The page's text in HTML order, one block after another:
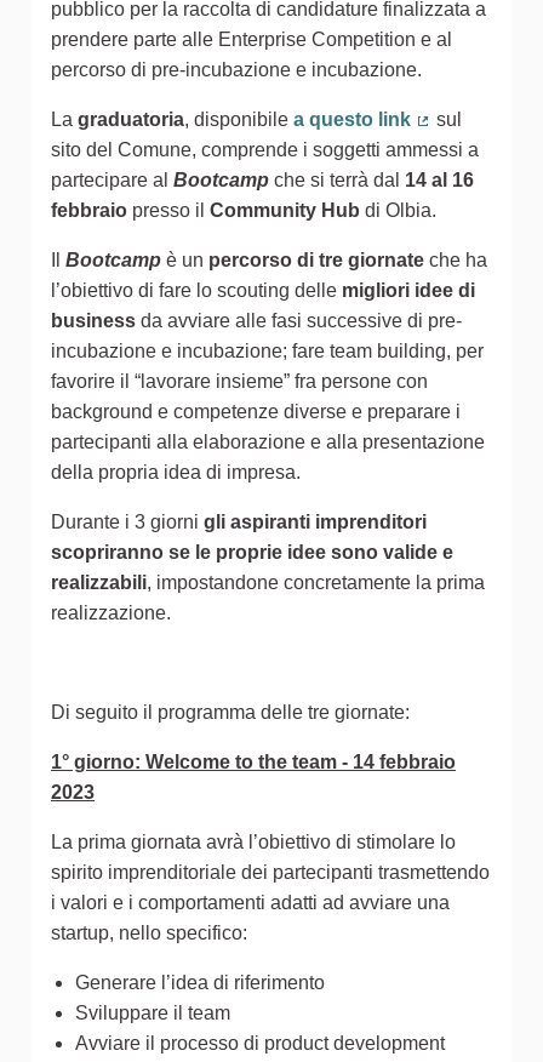
pubblico per la raccolta di candidature finalizzata a
prendere parte alle Enterprise Competition e al
percorso di pre-incubazione e incubazione.
La graduatoria, disponibile a questo link
sul
sito del Comune, comprende i soggetti ammessi a
partecipare al Bootcamp che si terrà dal 14 al 16
febbraio presso il Community Hub di Olbia.
Bootcamp è un percorso di tre giornate che ha
l’obiettivo di fare lo scouting delle migliori idee di
business da avviare alle fasi successive di pre-
incubazione e incubazione; fare team building, per
favorire il “lavorare insieme” fra persone con
background e competenze diverse e preparare i
partecipanti alla elaborazione e alla presentazione
della propria idea di impresa.
Durante i 3 giorni gli aspiranti imprenditori
scopriranno se le proprie idee sono valide e
realizzabili, impostandone concretamente la prima
realizzazione.
Di seguito il programma delle tre giornate:
1° giorno: Welcome to the team - 14 febbraio
2023
La prima giornata avrà l’obiettivo di stimolare lo
spirito imprenditoriale dei partecipanti trasmettendo
i valori e i comportamenti adatti ad avviare una
startup, nello specifico:
Generare l’idea di riferimento
Sviluppare il team
Avviare il processo di product development